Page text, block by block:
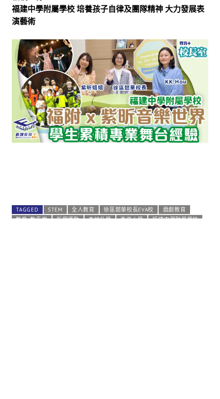
福建中學附屬學校 培養孩子自律及團隊精神 大力發展表
演藝術
TAGGED STEM 全人教育 徐區懿華校長EVA校
戲劇教育
教育+教長室
新興運動 本地升學 直資小學
福建中學附屬學校